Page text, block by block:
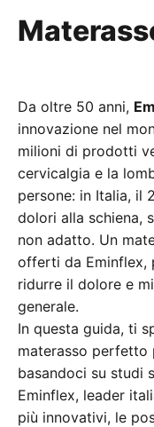
Da oltre 50 anni,
innovazione nel
milioni di prodotti
cervicalgia e la
persone: in Italia, il
dolori alla schiena,
non adatto. Un
offerti da Eminflex,
ridurre il dolore e
generale.
In questa guida, ti
materasso perfetto
basandoci su studi
Eminflex, leader
più innovativi, le